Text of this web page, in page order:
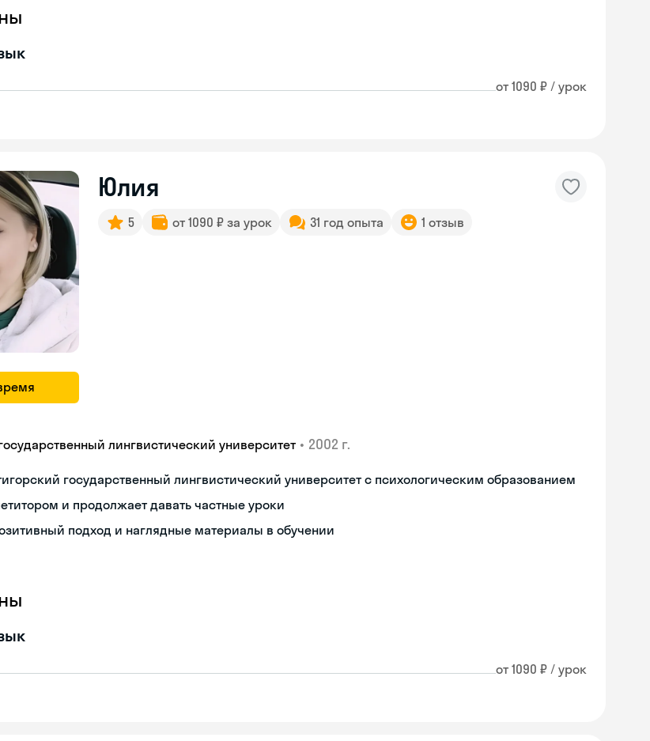
от 1090 ₽ / урок
Юлия
5 от 1090 ₽ за урок 31 год опыта 1 отзыв
лингвистический университет • 2002 г.
государственный лингвистический университет с психологическим образованием
и продолжает давать частные уроки
подход и наглядные материалы в обучении
от 1090 ₽ / урок